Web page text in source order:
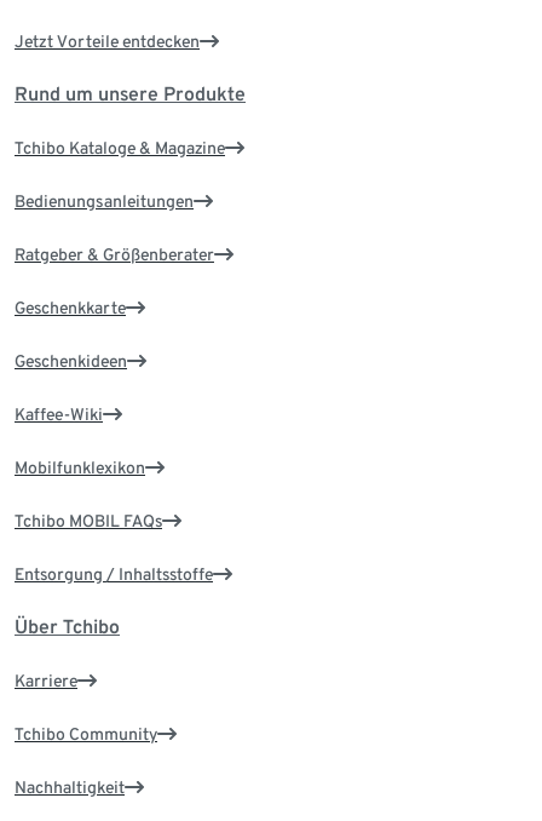
Jetzt Vorteile entdecken
Rund um unsere Produkte
Tchibo Kataloge & Magazine
Bedienungsanleitungen
Ratgeber & Größenberater
Geschenkkarte
Geschenkideen
Kaffee-Wiki
Mobilfunklexikon
Tchibo MOBIL FAQs
Entsorgung / Inhaltsstoffe
Über Tchibo
Karriere
Tchibo Community
Nachhaltigkeit